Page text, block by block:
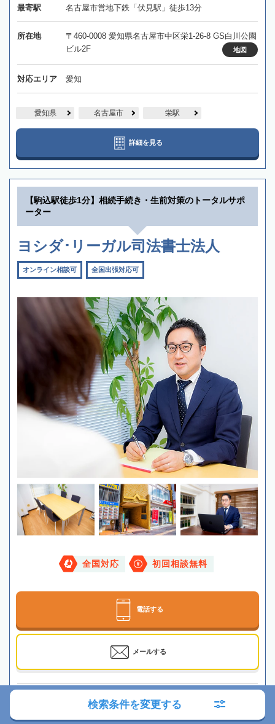
最寄駅 名古屋市営地下鉄「伏見駅」徒歩13分
所在地
〒460-0008 愛知県名古屋市中区栄1-26-8 GS白川公園
ビル2F
地図
対応エリア 愛知
愛知県 名古屋市 栄駅
詳細を見る
【駒込駅徒歩1分】相続手続き・生前対策のトータルサポ
ーター
ヨシダ･リーガル司法書士法人
オンライン相談可 全国出張対応可
全国対応 初回相談無料
電話する
メールする
JR・東京メトロ「駒込駅」徒歩1分
検索条件を変更する